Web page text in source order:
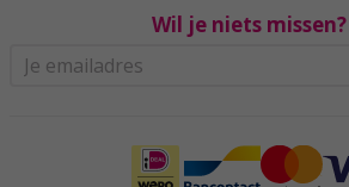
Wil je niets missen?